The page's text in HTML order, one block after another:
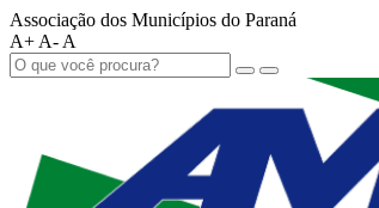
Associação dos Municípios do Paraná
A+ A- A